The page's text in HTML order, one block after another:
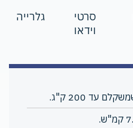
סרטי
וידאו
גלרייה